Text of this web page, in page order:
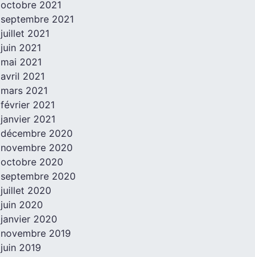
octobre 2021
septembre 2021
juillet 2021
juin 2021
mai 2021
avril 2021
mars 2021
février 2021
janvier 2021
décembre 2020
novembre 2020
octobre 2020
septembre 2020
juillet 2020
juin 2020
janvier 2020
novembre 2019
juin 2019